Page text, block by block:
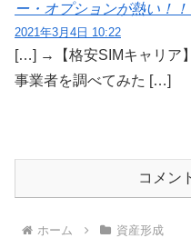
ー・オプションが熱い！
2021年3月4日 10:22
[…] →【格安SIMキャリア
事業者を調べてみた […]
コメン
ホーム 資産形成